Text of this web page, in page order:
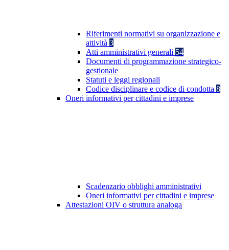
Riferimenti normativi su organizzazione e
attività 3
Atti amministrativi generali 54
Documenti di programmazione strategico-
gestionale
Statuti e leggi regionali
Codice disciplinare e codice di condotta 8
Oneri informativi per cittadini e imprese
Scadenzario obblighi amministrativi
Oneri informativi per cittadini e imprese
Attestazioni OIV o struttura analoga